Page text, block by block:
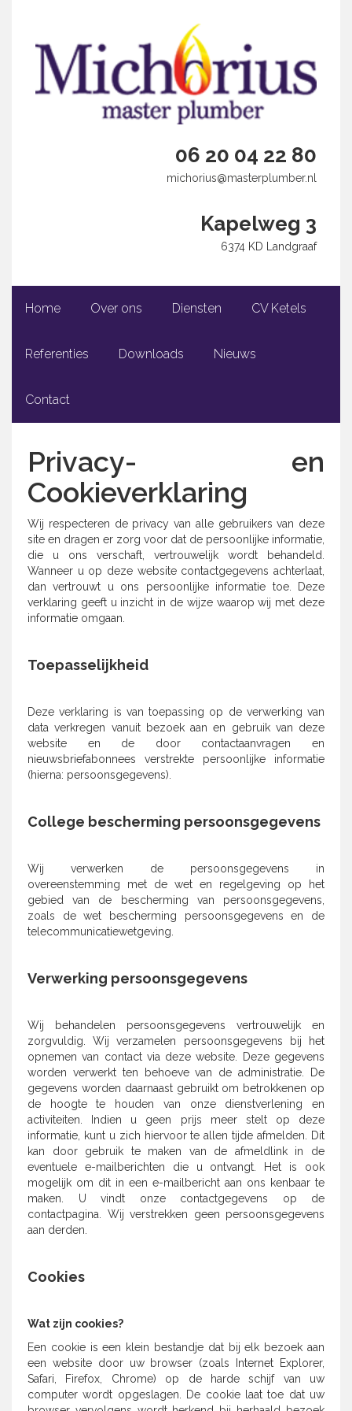
06 20 04 22 80
michorius@masterplumber.nl
Kapelweg 3
6374 KD Landgraaf
Home Over ons Diensten CV Ketels
Referenties Downloads Nieuws
Contact
Privacy- en
Cookieverklaring
Wij respecteren de privacy van alle gebruikers van deze
site en dragen er zorg voor dat de persoonlijke informatie,
die u ons verschaft, vertrouwelijk wordt behandeld.
Wanneer u op deze website contactgegevens achterlaat,
dan vertrouwt u ons persoonlijke informatie toe. Deze
verklaring geeft u inzicht in de wijze waarop wij met deze
informatie omgaan.
Toepasselijkheid
Deze verklaring is van toepassing op de verwerking van
data verkregen vanuit bezoek aan en gebruik van deze
website en de door contactaanvragen en
nieuwsbriefabonnees verstrekte persoonlijke informatie
(hierna: persoonsgegevens).
College bescherming persoonsgegevens
Wij verwerken de persoonsgegevens in
overeenstemming met de wet en regelgeving op het
gebied van de bescherming van persoonsgegevens,
zoals de wet bescherming persoonsgegevens en de
telecommunicatiewetgeving.
Verwerking persoonsgegevens
Wij behandelen persoonsgegevens vertrouwelijk en
zorgvuldig. Wij verzamelen persoonsgegevens bij het
opnemen van contact via deze website. Deze gegevens
worden verwerkt ten behoeve van de administratie. De
gegevens worden daarnaast gebruikt om betrokkenen op
de hoogte te houden van onze dienstverlening en
activiteiten. Indien u geen prijs meer stelt op deze
informatie, kunt u zich hiervoor te allen tijde afmelden. Dit
kan door gebruik te maken van de afmeldlink in de
eventuele e-mailberichten die u ontvangt. Het is ook
mogelijk om dit in een e-mailbericht aan ons kenbaar te
maken. U vindt onze contactgegevens op de
contactpagina. Wij verstrekken geen persoonsgegevens
aan derden.
Cookies
Wat zijn cookies?
Een cookie is een klein bestandje dat bij elk bezoek aan
een website door uw browser (zoals Internet Explorer,
Safari, Firefox, Chrome) op de harde schijf van uw
computer wordt opgeslagen. De cookie laat toe dat uw